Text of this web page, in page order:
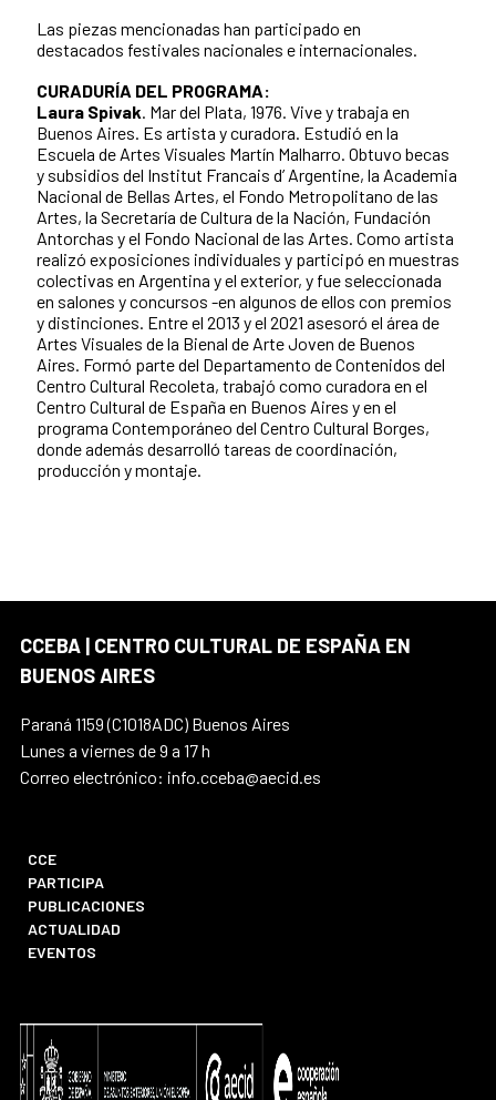
Las piezas mencionadas han participado en
destacados festivales nacionales e internacionales.
CURADURÍA DEL PROGRAMA:
Laura Spivak. Mar del Plata, 1976. Vive y trabaja en
Buenos Aires. Es artista y curadora. Estudió en la
Escuela de Artes Visuales Martín Malharro. Obtuvo becas
y subsidios del Institut Francais d’ Argentine, la Academia
Nacional de Bellas Artes, el Fondo Metropolitano de las
Artes, la Secretaría de Cultura de la Nación, Fundación
Antorchas y el Fondo Nacional de las Artes. Como artista
realizó exposiciones individuales y participó en muestras
colectivas en Argentina y el exterior, y fue seleccionada
en salones y concursos -en algunos de ellos con premios
y distinciones. Entre el 2013 y el 2021 asesoró el área de
Artes Visuales de la Bienal de Arte Joven de Buenos
Aires. Formó parte del Departamento de Contenidos del
Centro Cultural Recoleta, trabajó como curadora en el
Centro Cultural de España en Buenos Aires y en el
programa Contemporáneo del Centro Cultural Borges,
donde además desarrolló tareas de coordinación,
producción y montaje.
CCEBA | CENTRO CULTURAL DE ESPAÑA EN
BUENOS AIRES
Paraná 1159 (C1018ADC) Buenos Aires
Lunes a viernes de 9 a 17 h
Correo electrónico: info.cceba@aecid.es
CCE
PARTICIPA
PUBLICACIONES
ACTUALIDAD
EVENTOS